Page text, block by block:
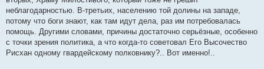
неблагодарностью. В-третьих, населению той долины на западе,
потому что боги знают, как там идут дела, раз им потребовалась
помощь. Другими словами, причины достаточно серьёзные, особенно
с точки зрения политика, а что когда-то советовал Его Высочество
Рисхан одному гвардейскому полковнику?.. Вот именно!..